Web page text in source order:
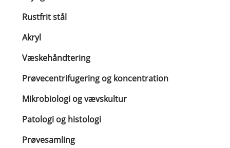
Rustfrit stål
Akryl
Væskehåndtering
Prøvecentrifugering og koncentration
Mikrobiologi og vævskultur
Patologi og histologi
Prøvesamling